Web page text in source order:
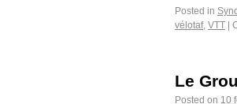
Posted in
vélotaf, VTT
Le
Posted on 10